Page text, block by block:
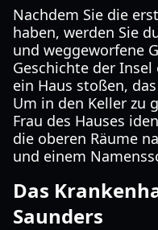
Nachdem Sie die
haben, werden Sie
und weggeworfene
Geschichte der
ein Haus stoßen,
Um in den Keller zu
Frau des Hauses
die oberen Räume
und einem
Das
Saunders